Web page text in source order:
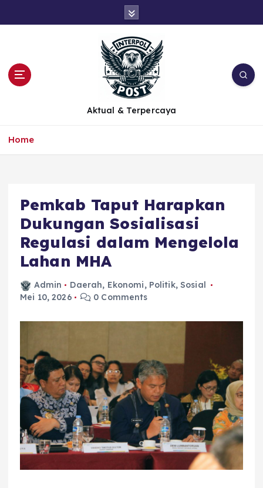
Aktual & Terpercaya
Home
Pemkab Taput Harapkan
Dukungan Sosialisasi
Regulasi dalam Mengelola
Lahan MHA
Admin Daerah, Ekonomi, Politik,Sosial
Mei 10, 2026
0 Comments